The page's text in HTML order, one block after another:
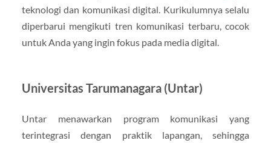
teknologi dan komunikasi digital. Kurikulumnya selalu
diperbarui mengikuti tren komunikasi terbaru, cocok
untuk Anda yang ingin fokus pada media digital.
Universitas Tarumanagara (Untar)
Untar menawarkan program komunikasi yang
terintegrasi dengan praktik lapangan, sehingga